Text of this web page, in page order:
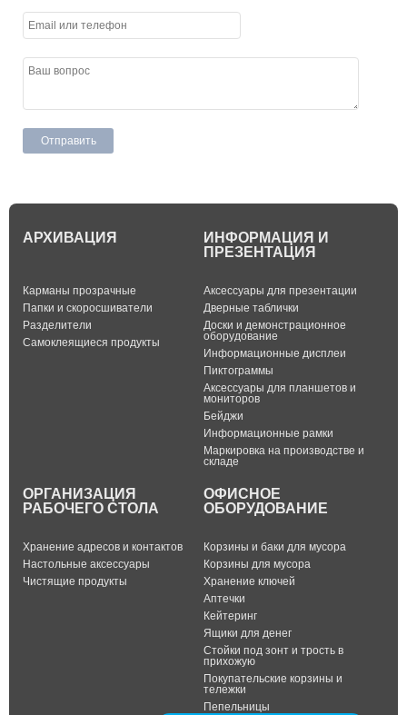
АРХИВАЦИЯ
Карманы прозрачные
Папки и скоросшиватели
Разделители
Самоклеящиеся продукты
ИНФОРМАЦИЯ И
ПРЕЗЕНТАЦИЯ
Аксессуары для презентации
Дверные таблички
Доски и демонстрационное
оборудование
Информационные дисплеи
Пиктограммы
Аксессуары для планшетов и
мониторов
Бейджи
Информационные рамки
Маркировка на производстве и
складе
ОРГАНИЗАЦИЯ
РАБОЧЕГО СТОЛА
Хранение адресов и контактов
Настольные аксессуары
Чистящие продукты
ОФИСНОЕ
ОБОРУДОВАНИЕ
Корзины и баки для мусора
Корзины для мусора
Хранение ключей
Аптечки
Кейтеринг
Ящики для денег
Стойки под зонт и трость в
прихожую
Покупательские корзины и
тележки
Пепельницы